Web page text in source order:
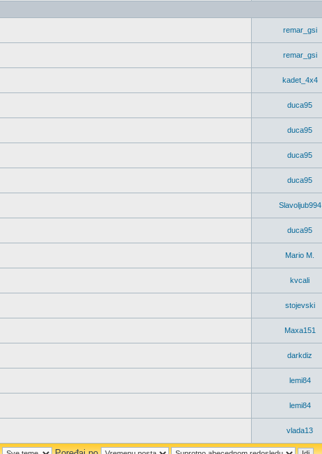
remar_gsi
remar_gsi
kadet_4x4
duca95
duca95
duca95
duca95
Slavoljub994
duca95
Mario M.
kvcali
stojevski
Maxa151
darkdiz
lemi84
lemi84
vlada13